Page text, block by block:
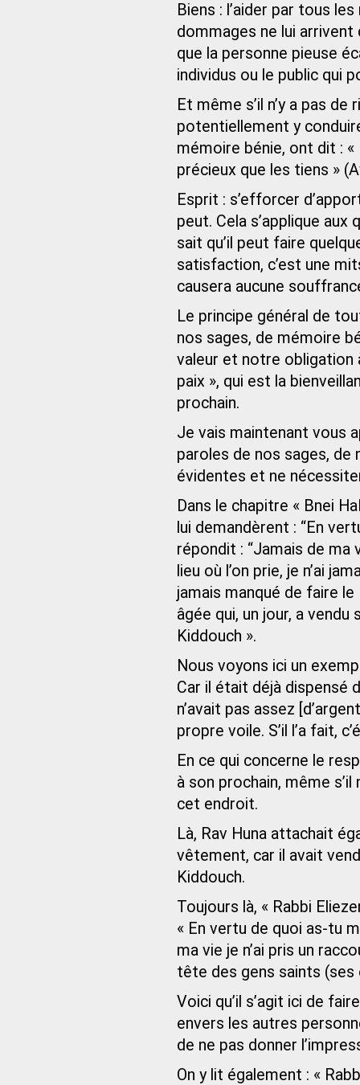
Biens : l’aider par tous
dommages ne lui arrivent
que la personne pieuse
individus ou le public qui
Et même s’il n’y a pas
potentiellement y
mémoire bénie, ont dit :
précieux que les tiens »
Esprit : s’efforcer
peut. Cela s’applique aux
sait qu’il peut faire
satisfaction, c’est une
causera aucune
Le principe général de
nos sages, de mémoire
valeur et notre obligation
paix », qui est la
prochain.
Je vais maintenant vous
paroles de nos sages,
évidentes et ne
Dans le chapitre « Bnei
lui demandèrent : “En
répondit : “Jamais de ma
lieu où l’on prie, je n’ai
jamais manqué de faire le
âgée qui, un jour, a
Kiddouch ».
Nous voyons ici un
Car il était déjà dispensé
n’avait pas assez
propre voile. S’il l’a fait,
En ce qui concerne le
à son prochain, même
cet endroit.
Là, Rav Huna attachait
vêtement, car il avait
Kiddouch.
Toujours là, « Rabbi
« En vertu de quoi as-tu
ma vie je n’ai pris un
tête des gens saints (ses
Voici qu’il s’agit ici de
envers les autres
de ne pas donner
On y lit également : «